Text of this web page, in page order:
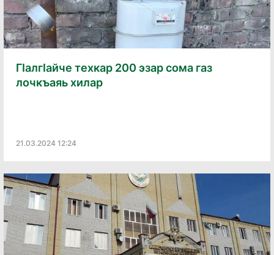
ГӀалгӀайче техкар 200 эзар сома газ
лочкъаяь хилар
21.03.2024 12:24